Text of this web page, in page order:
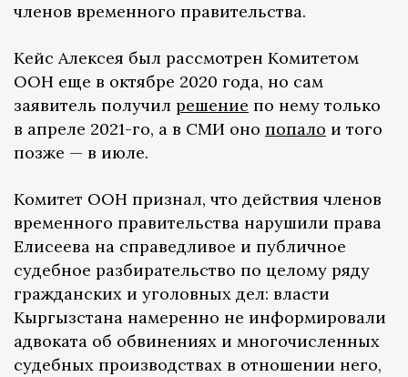
членов временного правительства.
Кейс Алексея был рассмотрен Комитетом
ООН еще в октябре 2020 года, но сам
заявитель получил решение по нему только
в апреле 2021-го, а в СМИ оно попало и того
позже — в июле.
Комитет ООН признал, что действия членов
временного правительства нарушили права
Елисеева на справедливое и публичное
судебное разбирательство по целому ряду
гражданских и уголовных дел: власти
Кыргызстана намеренно не информировали
адвоката об обвинениях и многочисленных
судебных производствах в отношении него,